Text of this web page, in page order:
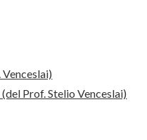
Prof. Stelio Venceslai)